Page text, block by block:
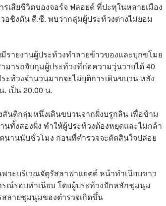
เสียชีวิตของจอร์จ ฟลอยด์ ที่ปะทุในหลายเมือง
อชิงตัน ดี.ซี. พบว่ากลุ่มผู้ประท้วงต่างไม่ยอม
ายงานผู้ประท้วงทำลายข้าวของและบุกขโมย
มารถจับกุมผู้ประท้วงที่ก่อความวุ่นวายได้ 40
ท้วงจำนวนมากจะไม่ยุติการเดินขบวน หลัง
เป็น 20.00 น.
นติกลุ่มหนึ่งเดินขบวนจากฝั่งบรูกลิน เพื่อข้าม
ทั้งสองฝั่ง ทำให้ผู้ประท้วงต้องหยุดและไม่กล้า
นานนับชั่วโมง ก่อนที่ตำรวจจะตัดสินใจปล่อย
าะบริเวณจัตุรัสลาฟาแยตต์ หน้าทำเนียบขาว
ณ์รอบทำเนียบ โดยผู้ประท้วงปักหลักชุมนุม
สลายชุมนุมของตำรวจเกิดขึ้น